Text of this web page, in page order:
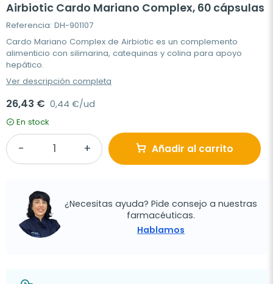
Airbiotic Cardo Mariano Complex, 60 cápsulas
Referencia: DH-901107
Cardo Mariano Complex de Airbiotic es un complemento
alimenticio con silimarina, catequinas y colina para apoyo
hepático.
Ver descripción completa
26,43 € 0,44 €/ud
En stock
Añadir al carrito
¿Necesitas ayuda? Pide consejo a nuestras
farmacéuticas.
Hablamos